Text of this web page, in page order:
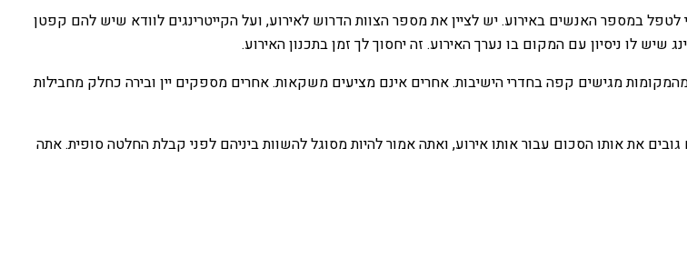
במספר האנשים באירוע. יש לציין את מספר הצוות הדרוש לאירוע, ועל הקייטרינגים לוודא שיש להם קפטן
לו ניסיון עם המקום בו נערך האירוע. זה יחסוך לך זמן בתכנון האירוע.
מגישים קפה בחדרי הישיבות. אחרים אינם מציעים משקאות. אחרים מספקים יין ובירה כחלק מחבילות
את אותו הסכום עבור אותו אירוע, ואתה אמור להיות מסוגל להשוות ביניהם לפני קבלת החלטה סופית. אתה